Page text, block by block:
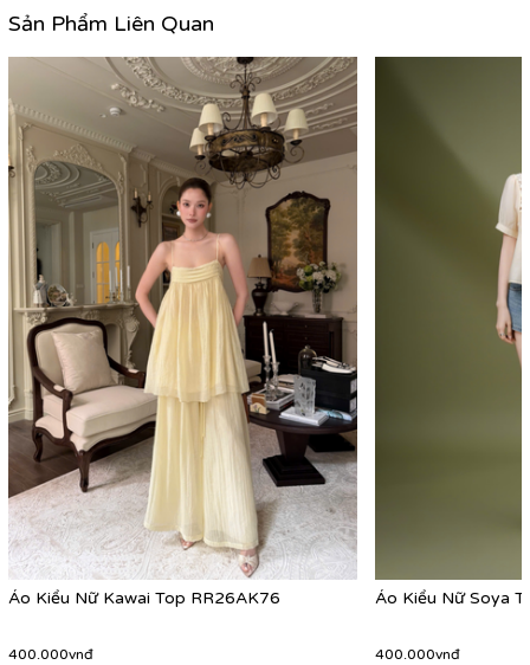
Sản Phẩm Liên Quan
Áo Kiểu Nữ Kawai Top RR26AK76
400.000vnđ
Áo Kiểu Nữ Soya
400.000vnđ